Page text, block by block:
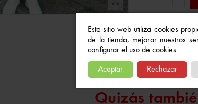
Este sitio web utiliza cookies
de la tienda, mejorar nuestros
configurar el uso de cookies.
Aceptar Rechazar
Referencia:
A Lista De
Quizás